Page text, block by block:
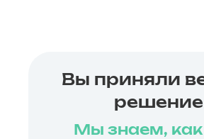
Вы приняли
решение
Мы знаем,